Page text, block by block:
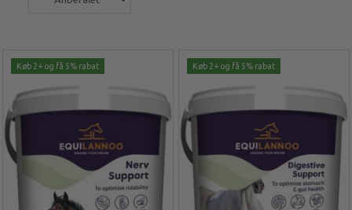
Køb 2+ og få 5% rabat Køb 2+ og få 5% rabat